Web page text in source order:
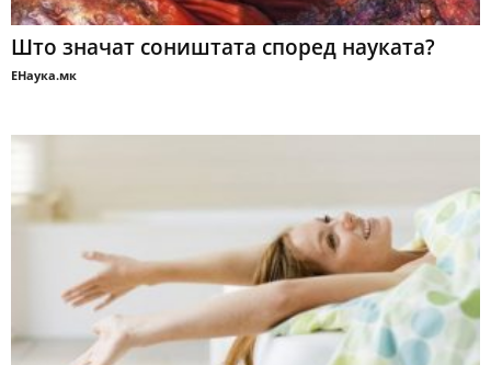
Што значат соништата според науката?
ЕНаука.мк